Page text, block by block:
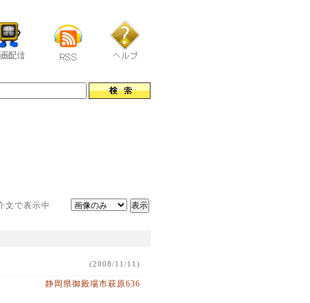
介文で表示中
(2008/11/11)
静岡県御殿場市萩原636